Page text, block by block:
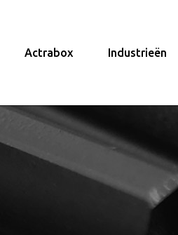
Actrabox Industrieën